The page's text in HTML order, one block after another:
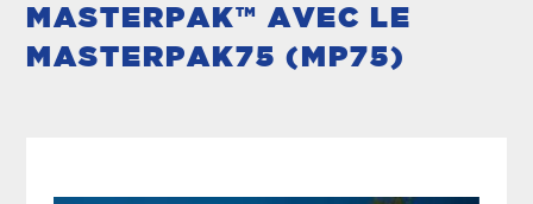
MASTERPAK™ AVEC LE
MASTERPAK75 (MP75)